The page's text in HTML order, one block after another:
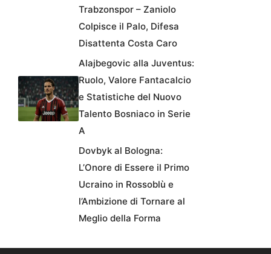
Trabzonspor – Zaniolo
Colpisce il Palo, Difesa
Disattenta Costa Caro
Alajbegovic alla Juventus:
Ruolo, Valore Fantacalcio
e Statistiche del Nuovo
Talento Bosniaco in Serie
A
Dovbyk al Bologna:
L’Onore di Essere il Primo
Ucraino in Rossoblù e
l’Ambizione di Tornare al
Meglio della Forma